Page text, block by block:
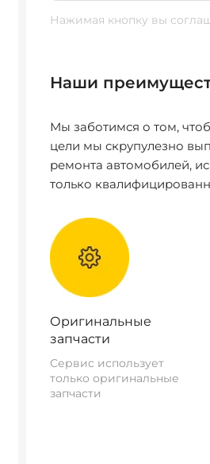
Нажимая кнопку вы
Наши
Мы заботимся о том,
цели мы скрупулезно
ремонта автомобилей,
только
Оригинальные
запчасти
Сервис использует
только оригинальные
запчасти